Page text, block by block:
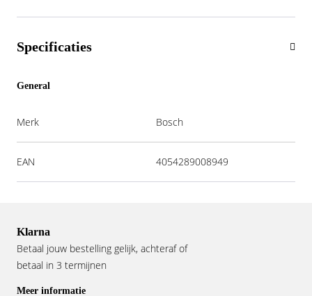
Specificaties
General
Merk Bosch
EAN 4054289008949
Klarna
Betaal jouw bestelling gelijk, achteraf of
betaal in 3 termijnen
Meer informatie